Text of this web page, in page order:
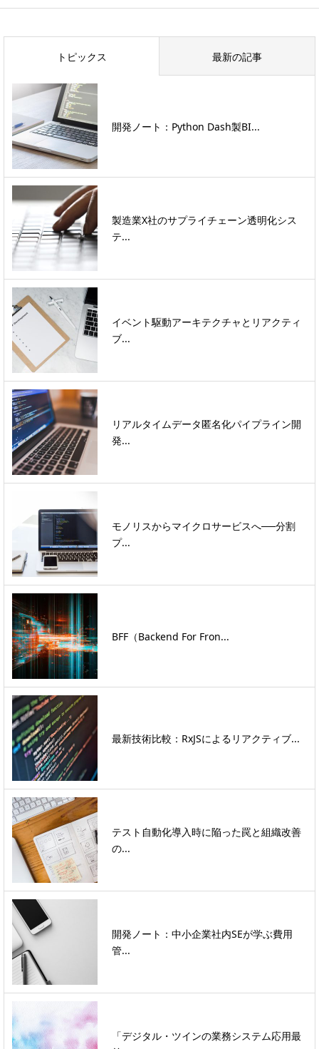
トピックス 最新の記事
開発ノート：Python Dash製BI...
製造業X社のサプライチェーン透明化シス
テ...
イベント駆動アーキテクチャとリアクティ
ブ...
リアルタイムデータ匿名化パイプライン開
発...
モノリスからマイクロサービスへ──分割
プ...
BFF（Backend For Fron...
最新技術比較：RxJSによるリアクティブ...
テスト自動化導入時に陥った罠と組織改善
の...
開発ノート：中小企業社内SEが学ぶ費用
管...
「デジタル・ツインの業務システム応用最